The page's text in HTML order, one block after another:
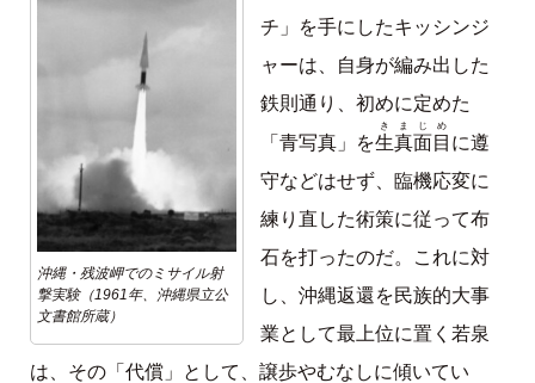
沖縄・残波岬でのミサイル射
撃実験（1961年、沖縄県立公
文書館所蔵）
チ」を手にしたキッシンジ
ャーは、自身が編み出した
鉄則通り、初めに定めた
「青写真」を生真面目
きまじめ
に遵
守などはせず、臨機応変に
練り直した術策に従って布
石を打ったのだ。これに対
し、沖縄返還を民族的大事
業として最上位に置く若泉
は、その「代償」として、譲歩やむなしに傾いてい